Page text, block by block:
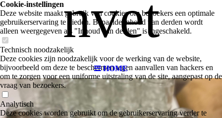
HOME
nvet
Cookie-instellingen
Deze website maakt gebruik van cookies om bezoekers een optimale
gebruikerservaring te bieden. Bepaalde inhoud van derden wordt
alleen weergegeven als "Inhoud van derden" is ingeschakeld.
Technisch noodzakelijk
Deze cookies zijn noodzakelijk voor de werking van de website,
bijvoorbeeld om deze te beschermen tegen aanvallen van hackers en
om te zorgen voor een uniforme uitstraling van de site, aangepast op de
vraag van bezoekers.
Analytisch
Deze cookies worden gebruikt om de gebruikerservaring verder te